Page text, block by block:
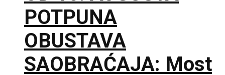
POTPUNA
OBUSTAVA
SAOBRAĆAJA: Most